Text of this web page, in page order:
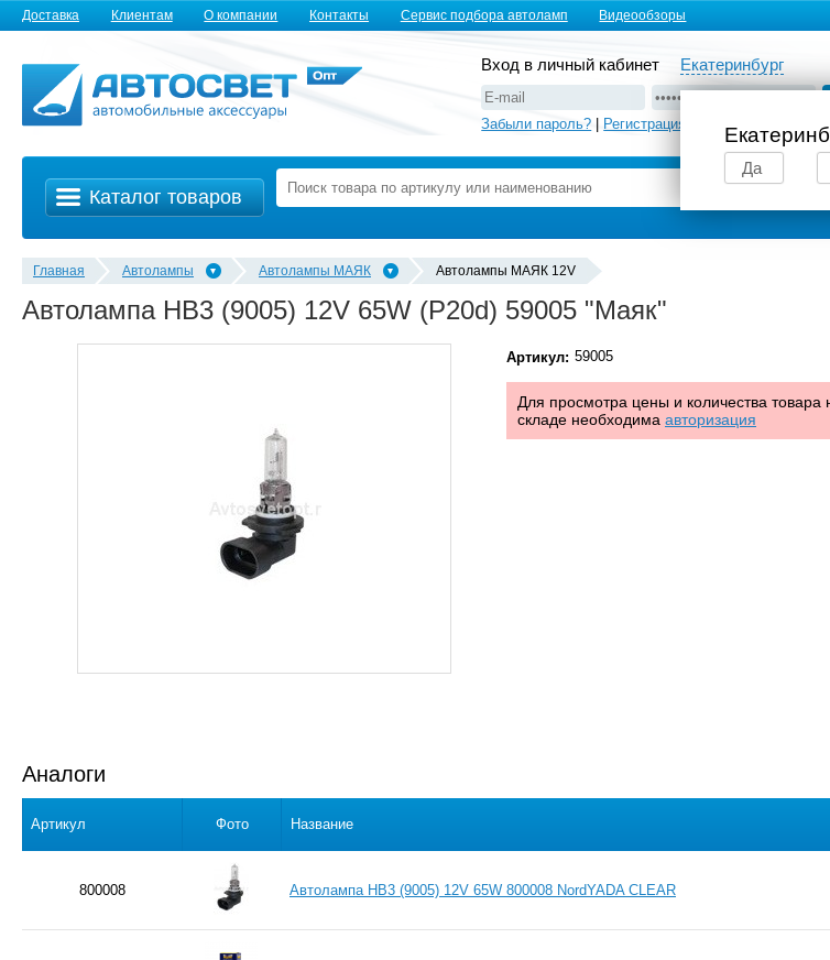
Доставка Клиентам О компании Контакты Сервис подбора автоламп Видеообзоры
Вход в личный кабинет Екатеринбург
Да
Забыли пароль? Регистрация
Каталог товаров
Главная Автолампы Автолампы MАЯК Автолампы MАЯК 12V
Автолампа HB3 (9005) 12V 65W (P20d) 59005 "Маяк"
Артикул: 59005
Для просмотра цены и количества товара
складе необходима авторизация
Аналоги
Артикул Фото Название
800008 Автолампа HB3 (9005) 12V 65W 800008 NordYADA CLEAR